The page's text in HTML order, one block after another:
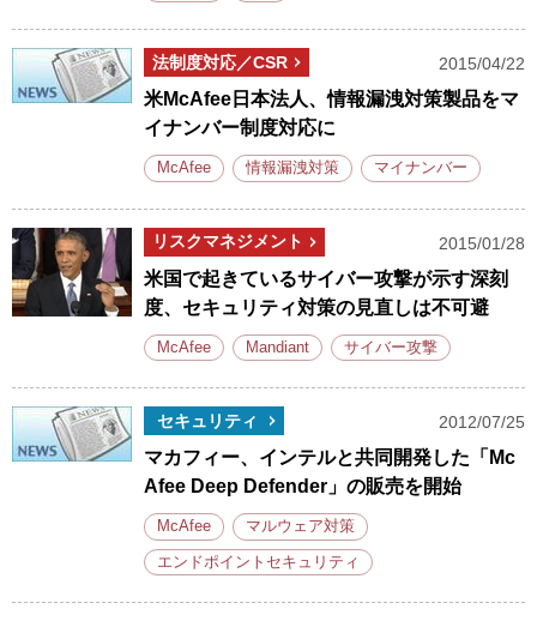
法制度対応／CSR 2015/04/22
米McAfee日本法人、情報漏洩対策製品をマ
イナンバー制度対応に
McAfee 情報漏洩対策 マイナンバー
リスクマネジメント 2015/01/28
米国で起きているサイバー攻撃が示す深刻
度、セキュリティ対策の見直しは不可避
McAfee Mandiant サイバー攻撃
セキュリティ 2012/07/25
マカフィー、インテルと共同開発した「Mc
Afee Deep Defender」の販売を開始
McAfee マルウェア対策
エンドポイントセキュリティ